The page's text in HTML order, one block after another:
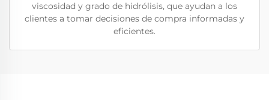
viscosidad y grado de hidrólisis, que ayudan a los
clientes a tomar decisiones de compra informadas y
eficientes.